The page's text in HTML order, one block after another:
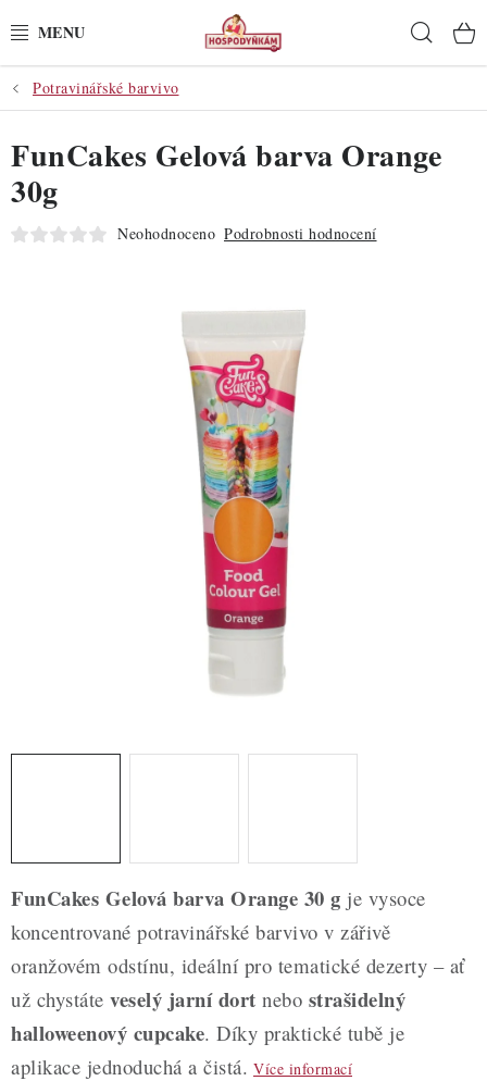
na
POTŘEBY
POMŮCKY
SUROVINY
TÉMATICKÉ PRODUKTY
Hodnocení obchodu
Blog
Moje objednávka
Podmínky ochrany osobních údajů
Potravinářské barvivo
FunCakes Gelová barva Orange 30 g je vysoce
koncentrované potravinářské barvivo v zářivě
oranžovém odstínu, ideální pro tematické dezerty – ať
už chystáte veselý jarní dort nebo strašidelný
halloweenový cupcake. Díky praktické tubě je
aplikace jednoduchá a čistá. Více informací
FunCakes Gelová barva Orange
30g
Neohodnoceno Podrobnosti hodnocení